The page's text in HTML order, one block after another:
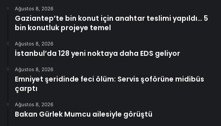
Ağustos 8, 2026
Gaziantep’te bin konut için anahtar teslimi yapıldı… 5
bin konutluk projeye temel
Ağustos 8, 2026
İstanbul’da 128 yeni noktaya daha EDS geliyor
Ağustos 8, 2026
Emniyet şeridinde feci ölüm: Servis şoförüne midibüs
çarptı
Ağustos 8, 2026
Bakan Gürlek Mumcu ailesiyle görüştü